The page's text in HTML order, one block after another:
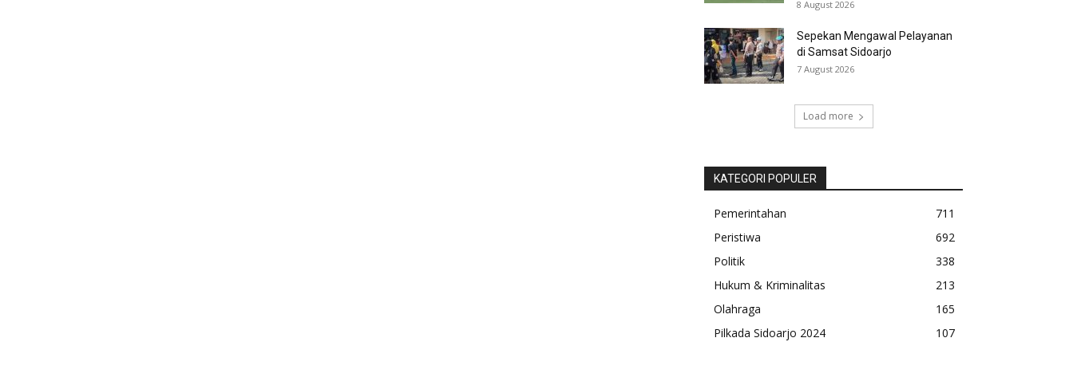
8 August 2026
Sepekan Mengawal Pelayanan
di Samsat Sidoarjo
7 August 2026
Load more
KATEGORI POPULER
Pemerintahan
711
Peristiwa
692
Politik
338
Hukum & Kriminalitas
213
Olahraga
165
Pilkada Sidoarjo 2024
107